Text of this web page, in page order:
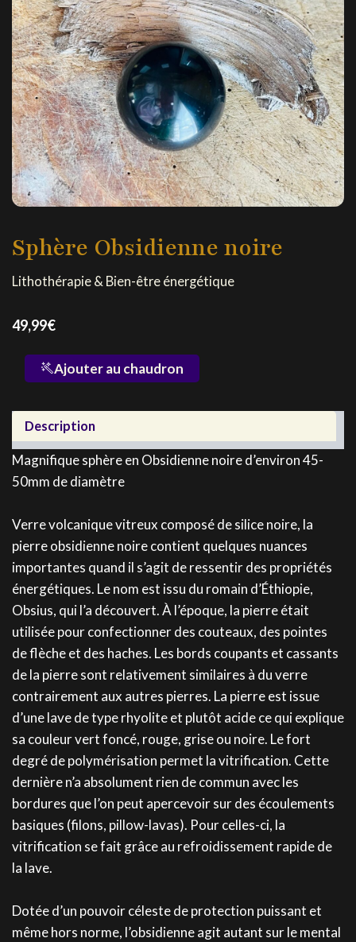
Sphère Obsidienne noire
Lithothérapie & Bien-être énergétique
49,99€
quantité
Obsidienne
noire
Ajouter au chaudron
Description
Magnifique sphère en Obsidienne noire d’environ 45-
50mm de diamètre
Verre volcanique vitreux composé de silice noire, la
pierre obsidienne noire contient quelques nuances
importantes quand il s’agit de ressentir des propriétés
énergétiques. Le nom est issu du romain d’Éthiopie,
Obsius, qui l’a découvert. À l’époque, la pierre était
utilisée pour confectionner des couteaux, des pointes
de flèche et des haches. Les bords coupants et cassants
de la pierre sont relativement similaires à du verre
contrairement aux autres pierres. La pierre est issue
d’une lave de type rhyolite et plutôt acide ce qui explique
sa couleur vert foncé, rouge, grise ou noire. Le fort
degré de polymérisation permet la vitrification. Cette
dernière n’a absolument rien de commun avec les
bordures que l’on peut apercevoir sur des écoulements
basiques (filons, pillow-lavas). Pour celles-ci, la
vitrification se fait grâce au refroidissement rapide de
la lave.
Dotée d’un pouvoir céleste de protection puissant et
même hors norme, l’obsidienne agit autant sur le mental